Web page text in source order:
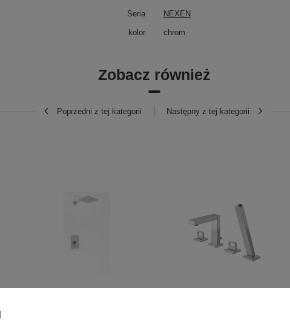
Seria NEXEN
kolor chrom
Zobacz również
Poprzedni z tej kategorii Następny z tej kategorii